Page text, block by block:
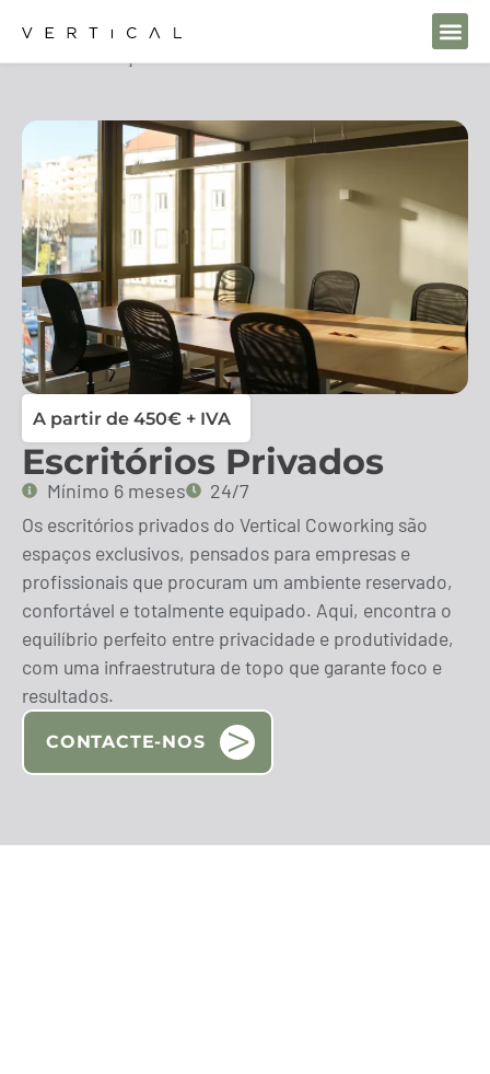
A partir de 450€ + IVA
Escritórios Privados
Mínimo 6 meses
24/7
Os escritórios privados do Vertical Coworking são
espaços exclusivos, pensados para empresas e
profissionais que procuram um ambiente reservado,
confortável e totalmente equipado. Aqui, encontra o
equilíbrio perfeito entre privacidade e produtividade,
com uma infraestrutura de topo que garante foco e
resultados.
CONTACTE-NOS
CONTACTE-NOS